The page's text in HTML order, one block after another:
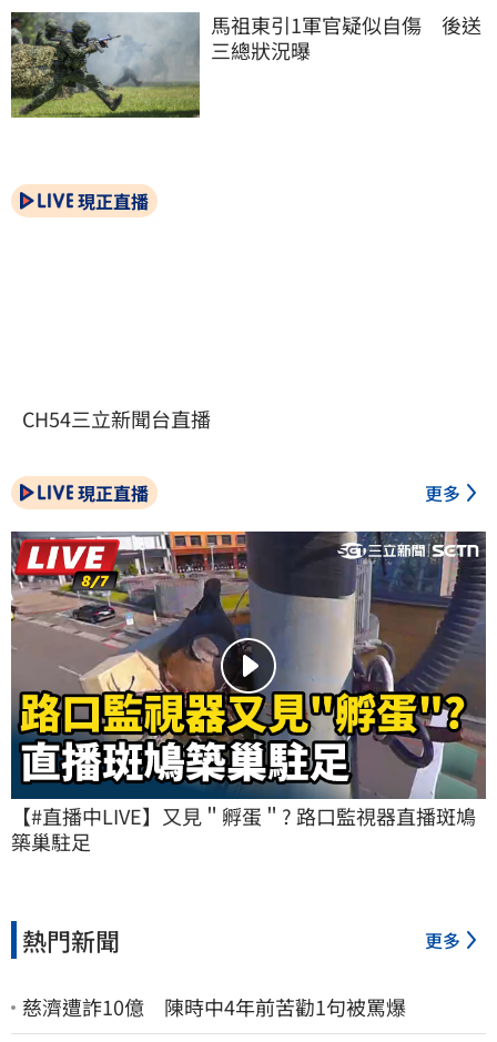
馬祖東引1軍官疑似自傷　後送
三總狀況曝
現正直播
CH54三立新聞台直播
現正直播 更多
【#直播中LIVE】又見＂孵蛋＂? 路口監視器直播斑鳩
築巢駐足
熱門新聞 更多
慈濟遭詐10億 陳時中4年前苦勸1句被罵爆